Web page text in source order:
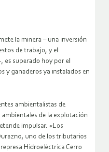
la minera – una inversión
de trabajo, y el
es superado hoy por el
y ganaderos ya instalados en
ambientalistas de
de la explotación
impulsar. «Los
uno de los tributarios
Hidroeléctrica Cerro